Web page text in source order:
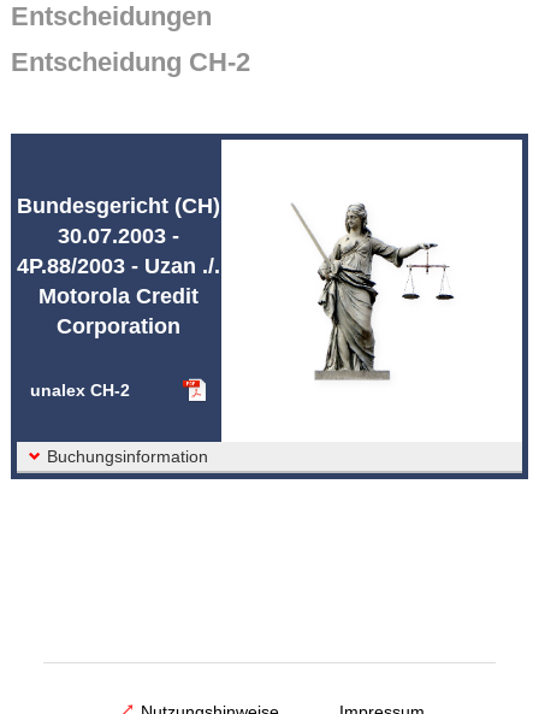
Normtexte
Rechtsprechung
Entscheidungen
Entscheidung CH-2
Bundesgericht (CH)
30.07.2003 -
4P.88/2003 - Uzan ./.
Motorola Credit
Corporation
unalex CH-2
Buchungsinformation